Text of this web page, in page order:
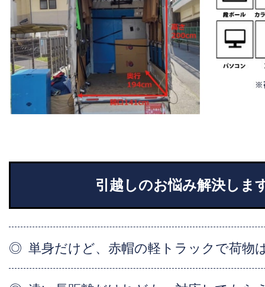
引越しのお悩み解決しま
単身だけど、赤帽の軽トラックで荷物